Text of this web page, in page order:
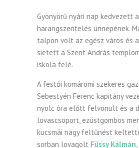
Gyönyörű nyári nap kedvezett a
harangszentelés ünnepének.
talpon volt az egész város és
sietett a Szent András
iskola felé.
A festői komáromi szekeres
Sebestyén Ferenc kapitány
nyolc óra előtt felvonult és a
lovascsoport, ezüstgombos
kucsmái nagy feltűnést
sorban lovagolt Füssy Kálmán